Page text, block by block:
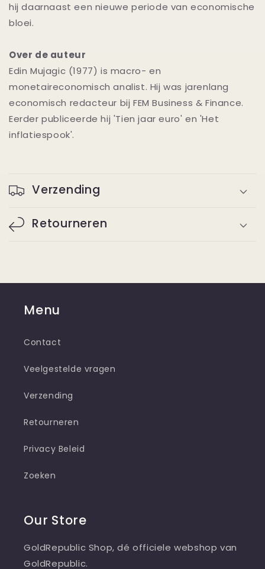
hij daarnaast een nieuwe periode van economische
bloei.
Over de auteur
Edin Mujagic (1977) is macro- en
monetaireconomisch analist. Hij was jarenlang
economisch redacteur bij FEM Business & Finance.
Eerder publiceerde hij 'Tien jaar euro' en 'Het
inflatiespook'.
Verzending
Retourneren
Menu
Contact
Veelgestelde vragen
Verzending
Retourneren
Privacy Beleid
Zoeken
Our Store
GoldRepublic Shop, dé officiele webshop van
GoldRepublic.